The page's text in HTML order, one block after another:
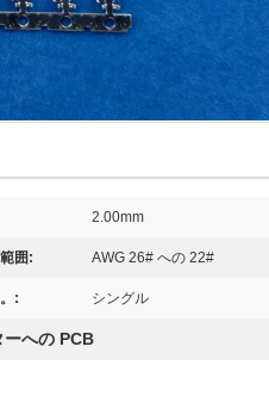
2.00mm
囲: AWG 26# への 22#
: シングル
ーへの PCB